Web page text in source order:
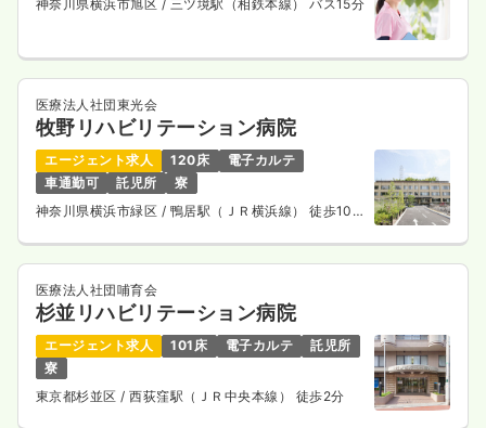
一般病院
給与 29.0万円〜 /月 賞与2回
※経験4年の例
時間 8:30～17:30（休憩60分）
年間休日122日
4週8休以上
ブランク可
月給29万円以上可
気になる 詳細を見る
外来 一般病院
神奈川県横浜市旭区 / 三ツ境駅（相鉄本線） バス15分
医療法人社団東光会
牧野リハビリテーション病院
エージェント求人 120床
電子カルテ
車通勤可
託児所
寮
神奈川県横浜市緑区 / 鴨居駅（ＪＲ横浜線） 徒歩10
医療法人社団哺育会
杉並リハビリテーション病院
エージェント求人 101床 電子カルテ
託児所
寮
東京都杉並区/ 西荻窪駅（ＪＲ中央本線） 徒歩2分